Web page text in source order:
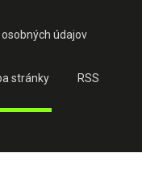
údajov
stránky RSS